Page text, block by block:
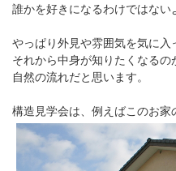
誰かを好きになるわけではない
やっぱり外見や雰囲気を気に入
それから中身が知りたくなるの
自然の流れだと思います。
構造見学会は、例えばこのお家